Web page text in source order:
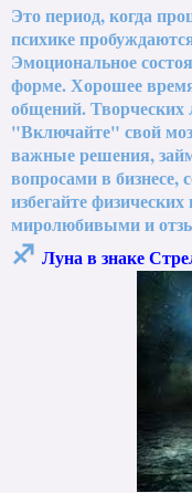
Это период, когда
психике
Эмоциональное
форме. Хорошее
общений. Творческих
"Включайте" свой
важные решения,
вопросами в бизнесе,
избегайте
миролюбивыми и
♐ Луна в знаке